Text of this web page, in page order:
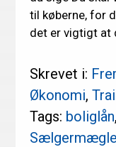
til køberne, for
det er vigtigt at
Skrevet i:
Økonomi,
Tags: boliglån,